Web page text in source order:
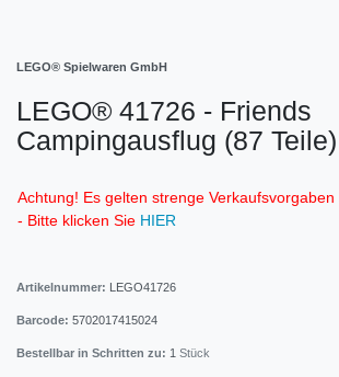
LEGO® Spielwaren GmbH
LEGO® 41726 - Friends
Campingausflug (87 Teile)
Achtung! Es gelten strenge
- Bitte klicken Sie HIER
Artikelnummer: LEGO41726
Barcode: 5702017415024
Bestellbar in Schritten zu: 1 Stück